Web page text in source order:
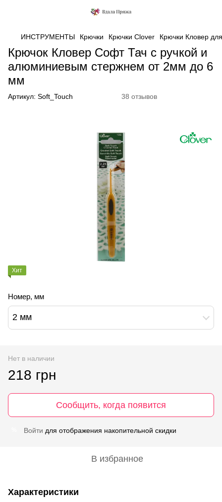
ИНСТРУМЕНТЫ Крючки Крючки Clover Крючки Кловер
Крючок Кловер Софт Тач с ручкой и
алюминиевым стержнем от 2мм до 6
мм
Артикул: Soft_Touch 38 отзывов
Хит
Номер, мм
2 мм
Нет в наличии
218 грн
Сообщить, когда появится
Войти для отображения накопительной скидки
В избранное
Характеристики